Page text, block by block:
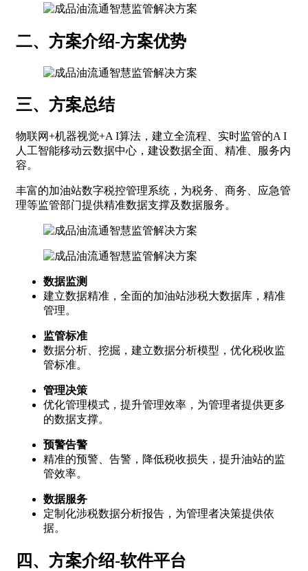
二、方案介绍-方案优势
三、方案总结
物联网+机器视觉+A I算法，建立全流程、实时监管的A I
人工智能移动云数据中心，建设数据全面、精准、服务内
容。
丰富的加油站数字税控管理系统，为税务、商务、应急管
理等监管部门提供精准数据支撑及数据服务。
数据监测
建立数据精准，全面的加油站涉税大数据库，精准
管理。
监管标准
数据分析、挖掘，建立数据分析模型，优化税收监
管标准。
管理决策
优化管理模式，提升管理效率，为管理者提供更多
的数据支撑。
预警告警
精准的预警、告警，降低税收损失，提升油站的监
管效率。
数据服务
定制化涉税数据分析报告，为管理者决策提供依
据。
四、方案介绍-软件平台